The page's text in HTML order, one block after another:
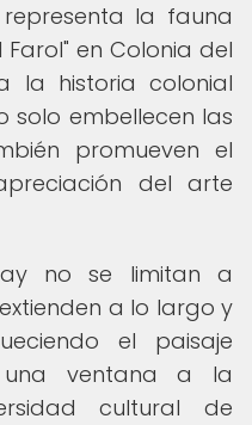
la fauna
en Colonia del
la historia colonial
solo embellecen las
promueven el
del arte
no se limitan a
a lo largo y
el paisaje
ventana a la
cultural de